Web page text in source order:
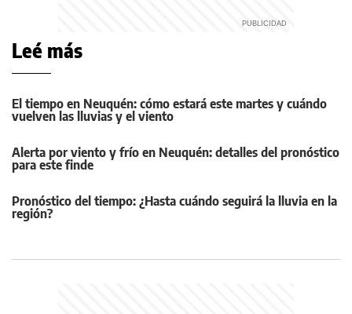
Leé más
El tiempo en Neuquén: cómo estará este martes y cuándo
vuelven las lluvias y el viento
Alerta por viento y frío en Neuquén: detalles del pronóstico
para este finde
Pronóstico del tiempo: ¿Hasta cuándo seguirá la lluvia en la
región?